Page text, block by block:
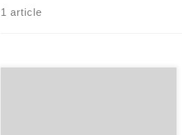
1 article